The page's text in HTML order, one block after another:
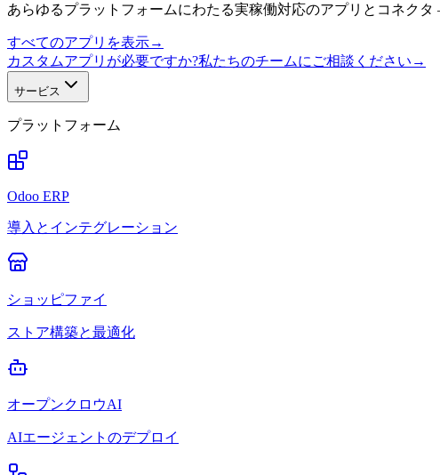
あらゆるプラットフォームにわたる実稼働対応のアプリとコネク
すべてのアプリを表示→
カスタムアプリが必要ですか?私たちのチームにご相談ください →
サービス
プラットフォーム
Odoo ERP
導入とインテグレーション
ショッピファイ
ストア構築と最適化
オープンクロウAI
AIエージェントのデプロイ